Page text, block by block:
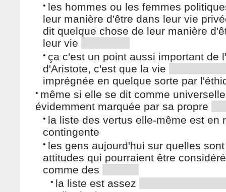
• les hommes ou les femmes
leur manière d'être dans leur vie
dit quelque chose de leur manière
leur vie
• ça c'est un point aussi important de
d'Aristote, c'est que la vie
imprégnée en quelque sorte par
• même si elle se dit comme
évidemment marquée par sa propre
• la liste des vertus elle-même est en
contingente
• les gens aujourd'hui sur quelles
attitudes qui pourraient être
comme des
• la liste est assez